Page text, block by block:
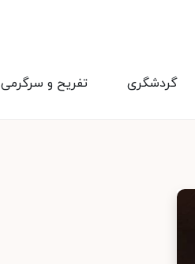
تفریح و سرگرمی گردشگری